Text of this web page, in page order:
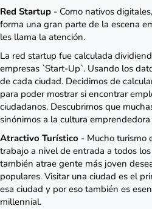
Red Startup - Como nativos
forma una gran parte de la escena
les llama la atención.
La red startup fue calculada
empresas `Start-Up`. Usando los
de cada ciudad. Decidimos de
para poder mostrar si encontrar
ciudadanos. Descubrimos que
sinónimos a la cultura
Atractivo Turístico - Mucho turismo
trabajo a nivel de entrada a todos
también atrae gente más joven
populares. Visitar una ciudad es el
esa ciudad y por eso también es
millennial.